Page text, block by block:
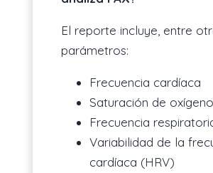
El reporte incluye, entre
parámetros:
Frecuencia cardíaca
Saturación de
Frecuencia
Variabilidad de la
cardíaca (HRV)